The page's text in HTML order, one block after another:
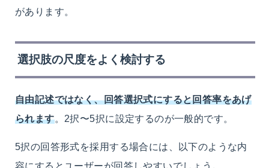
があります。
選択肢の尺度をよく検討する
自由記述ではなく、回答選択式にすると回答率をあげ
られます。2択〜5択に設定するのが一般的です。
5択の回答形式を採用する場合には、以下のような内